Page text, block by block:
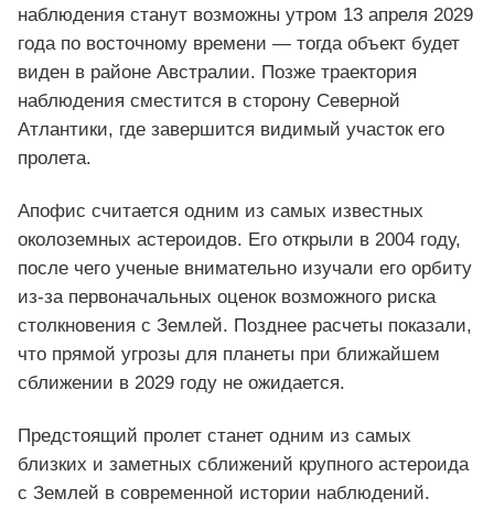
наблюдения станут возможны утром 13 апреля 2029
года по восточному времени — тогда объект будет
виден в районе Австралии. Позже траектория
наблюдения сместится в сторону Северной
Атлантики, где завершится видимый участок его
пролета.
Апофис считается одним из самых известных
околоземных астероидов. Его открыли в 2004 году,
после чего ученые внимательно изучали его орбиту
из-за первоначальных оценок возможного риска
столкновения с Землей. Позднее расчеты показали,
что прямой угрозы для планеты при ближайшем
сближении в 2029 году не ожидается.
Предстоящий пролет станет одним из самых
близких и заметных сближений крупного астероида
с Землей в современной истории наблюдений.